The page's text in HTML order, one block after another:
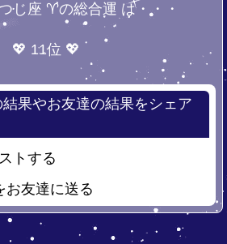
じ座 ♈の総合運 は・・・
💖 11位 💖
果やお友達の結果をシェア
トする
お友達に送る